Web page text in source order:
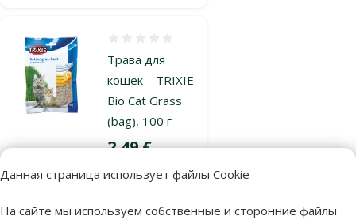
Данная страница использует файлы Cookie
На сайте мы используем собственные и сторонние файлы
Трава для
кошек – TRIXIE
Bio Cat Grass
(bag), 100 г
Цена
2,49 €
В корзину